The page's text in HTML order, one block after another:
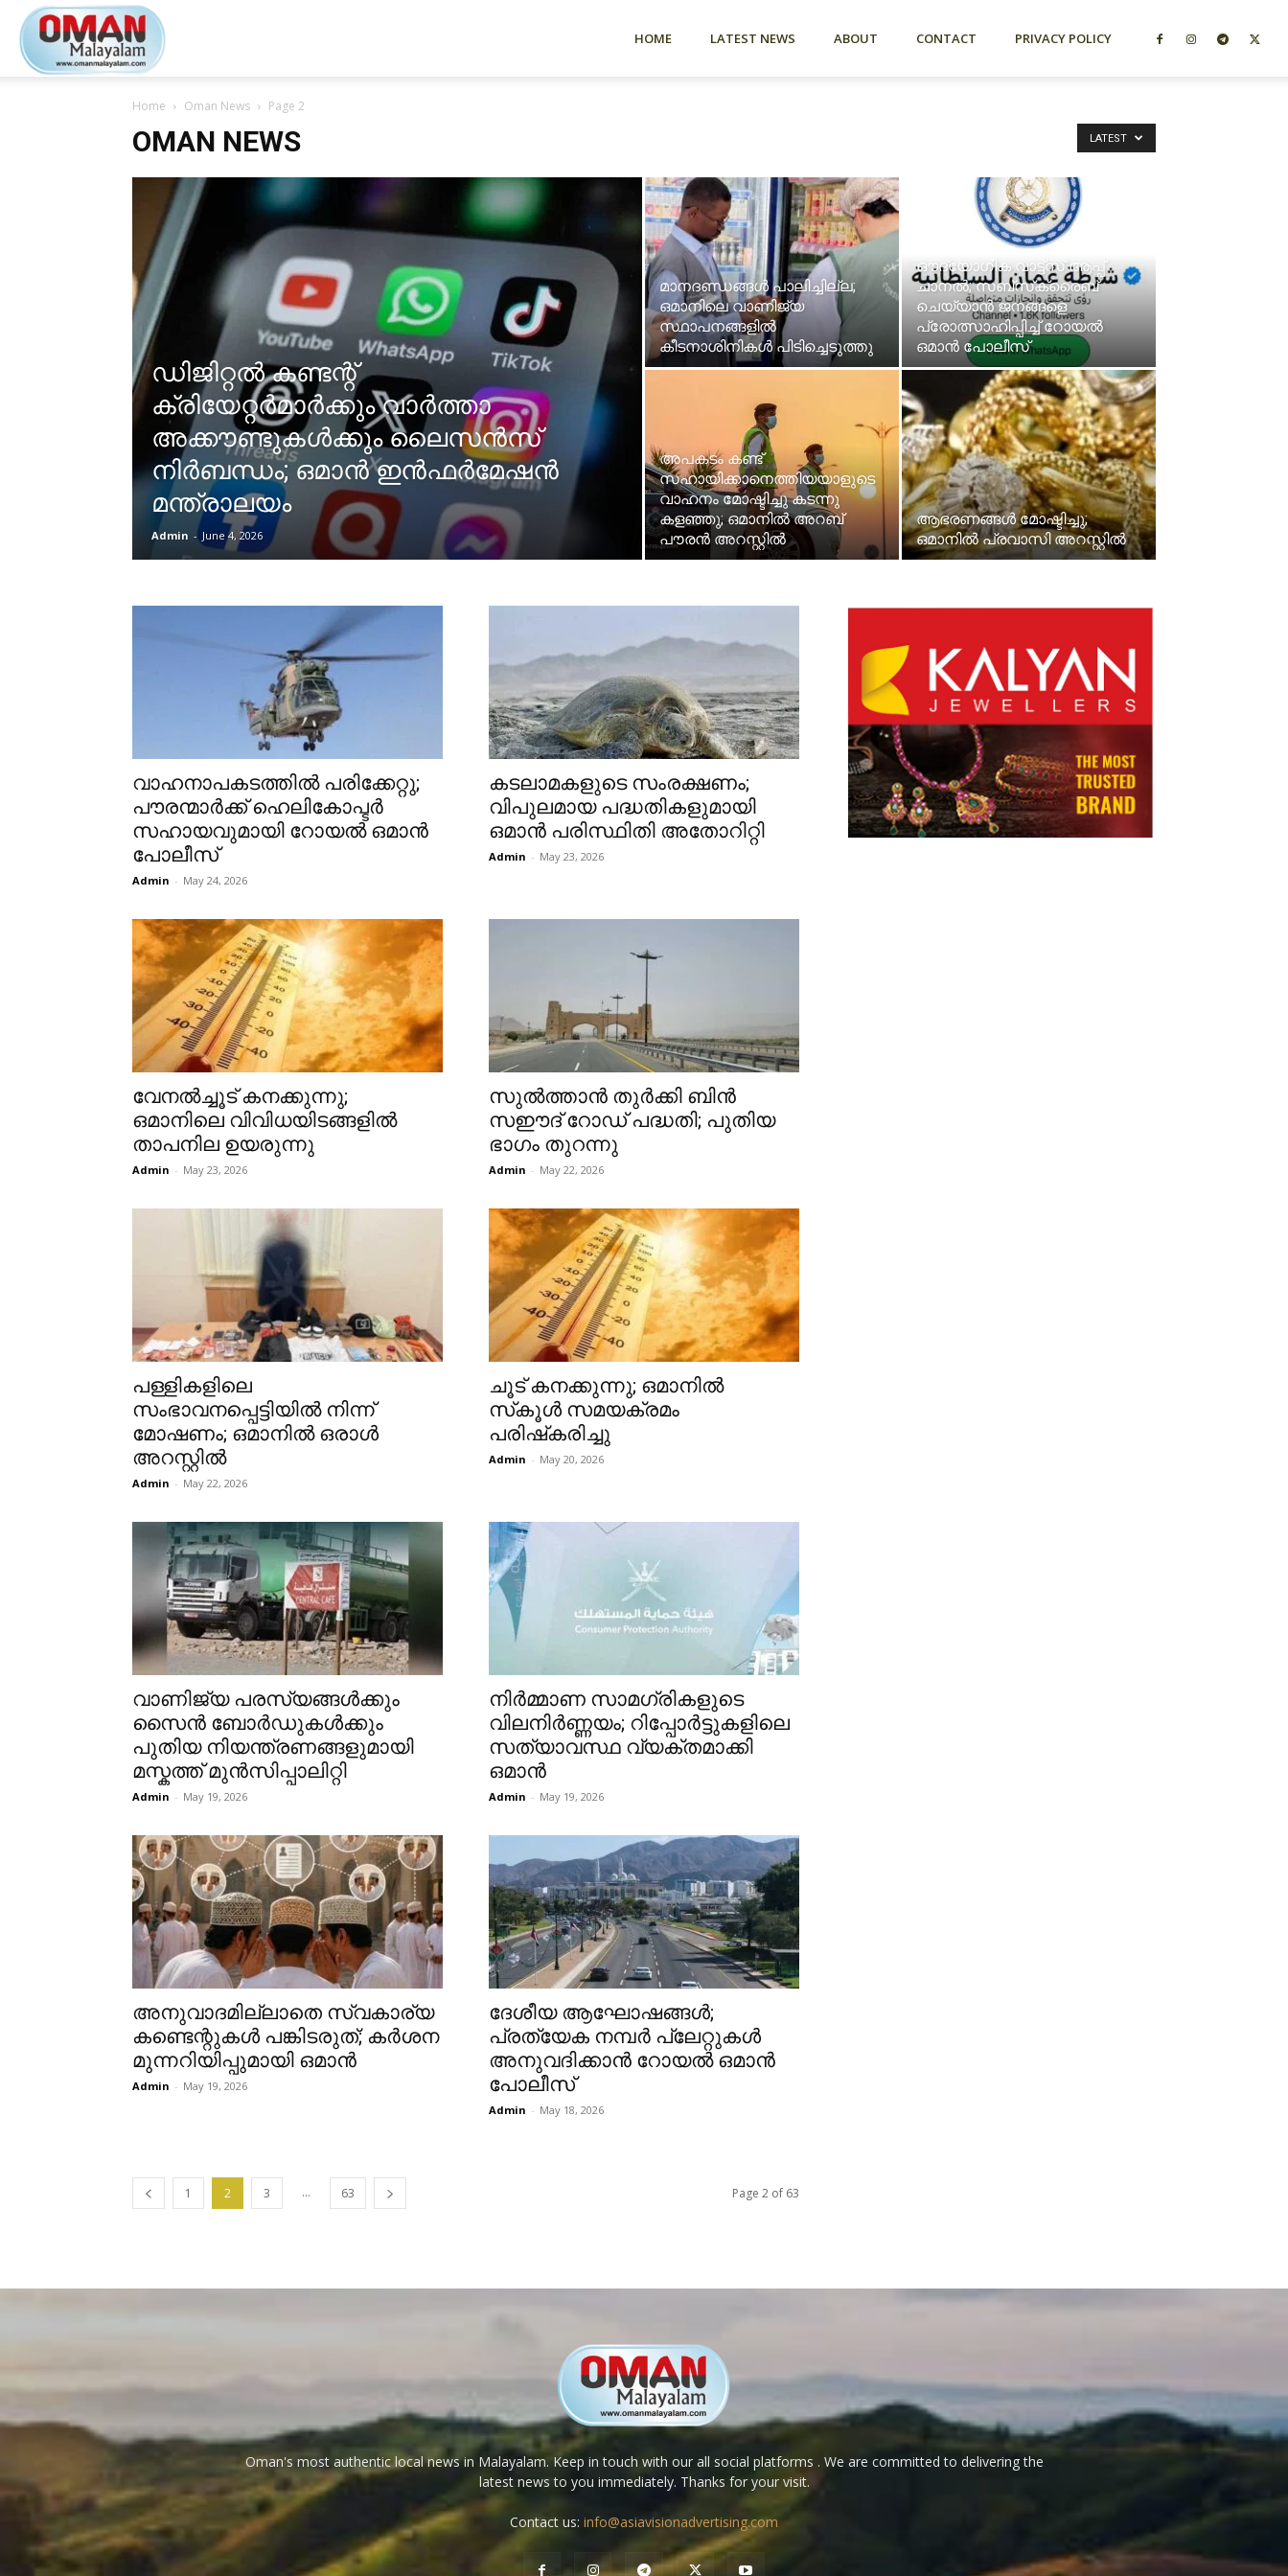
Malayalam
HOME LATEST NEWS ABOUT CONTACT PRIVACY POLICY
Home Oman News Page 2
OMAN NEWS LATEST
ഡിജിറ്റൽ കണ്ടന്റ്
ക്രിയേറ്റർമാർക്കും വാർത്താ
അക്കൗണ്ടുകൾക്കും ലൈസൻസ്
നിർബന്ധം; ഒമാൻ ഇൻഫർമേഷൻ
മന്ത്രാലയം
Admin - June 4, 2026
മാനദണ്ഡങ്ങൾ പാലിച്ചില്ല;
ഒമാനിലെ വാണിജ്യ
സ്ഥാപനങ്ങളിൽ
കീടനാശിനികൾ പിടിച്ചെടുത്തു
ഔദ്യോഗിക വാട്ട്‌സ് ആപ്പ്
ചാനൽ; സബ്സ്‌ക്രൈബ്
ചെയ്യാൻ ജനങ്ങളെ
പ്രോത്സാഹിപ്പിച്ച് റോയൽ
ഒമാൻ പോലീസ്
അപകടം കണ്ട്
സഹായിക്കാനെത്തിയയാളുടെ
വാഹനം മോഷ്ടിച്ചു കടന്നു
കളഞ്ഞു; ഒമാനിൽ അറബ്
പൗരൻ അറസ്റ്റിൽ
ആഭരണങ്ങൾ മോഷ്ടിച്ചു;
ഒമാനിൽ പ്രവാസി അറസ്റ്റിൽ
വാഹനാപകടത്തിൽ പരിക്കേറ്റു;
പൗരന്മാർക്ക് ഹെലികോപ്ടർ
സഹായവുമായി റോയൽ ഒമാൻ
പോലീസ്
Admin - May 24, 2026
കടലാമകളുടെ സംരക്ഷണം;
വിപുലമായ പദ്ധതികളുമായി
ഒമാൻ പരിസ്ഥിതി അതോറിറ്റി
Admin - May 23, 2026
വേനൽച്ചൂട് കനക്കുന്നു;
ഒമാനിലെ വിവിധയിടങ്ങളിൽ
താപനില ഉയരുന്നു
Admin - May 23, 2026
സുൽത്താൻ തുർക്കി ബിൻ
സഈദ് റോഡ് പദ്ധതി; പുതിയ
ഭാഗം തുറന്നു
Admin - May 22, 2026
പള്ളികളിലെ
സംഭാവനപ്പെട്ടിയിൽ നിന്ന്
മോഷണം; ഒമാനിൽ ഒരാൾ
അറസ്റ്റിൽ
Admin - May 22, 2026
ചൂട് കനക്കുന്നു; ഒമാനിൽ
സ്‌കൂൾ സമയക്രമം
പരിഷ്‌കരിച്ചു
Admin - May 20, 2026
വാണിജ്യ പരസ്യങ്ങൾക്കും
സൈൻ ബോർഡുകൾക്കും
പുതിയ നിയന്ത്രണങ്ങളുമായി
മസ്കത്ത് മുൻസിപ്പാലിറ്റി
Admin - May 19, 2026
നിർമ്മാണ സാമഗ്രികളുടെ
വിലനിർണ്ണയം; റിപ്പോർട്ടുകളിലെ
സത്യാവസ്ഥ വ്യക്തമാക്കി
ഒമാൻ
Admin - May 19, 2026
അനുവാദമില്ലാതെ സ്വകാര്യ
കണ്ടെന്റുകൾ പങ്കിടരുത്; കർശന
മുന്നറിയിപ്പുമായി ഒമാൻ
Admin - May 19, 2026
ദേശീയ ആഘോഷങ്ങൾ;
പ്രത്യേക നമ്പർ പ്ലേറ്റുകൾ
അനുവദിക്കാൻ റോയൽ ഒമാൻ
പോലീസ്
Admin - May 18, 2026
1 2 3 ... 63 Page 2 of 63
Oman's most authentic local news in Malayalam. Keep in touch with our all social platforms . We are committed to delivering the
latest news to you immediately. Thanks for your visit.
Contact us: info@asiavisionadvertising.com